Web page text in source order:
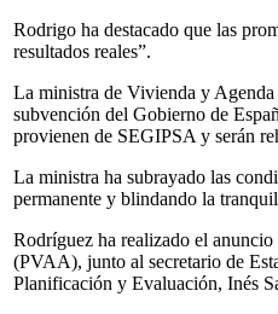
Rodrigo ha destacado que las
resultados reales”.
La ministra de Vivienda y Agenda
subvención del Gobierno de
provienen de SEGIPSA y serán
La ministra ha subrayado las
permanente y blindando la
Rodríguez ha realizado el
(PVAA), junto al secretario de
Planificación y Evaluación, Inés